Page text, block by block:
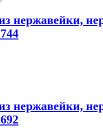
нержавейки,
нержавейки,